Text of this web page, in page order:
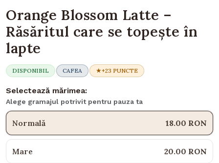
Orange Blossom Latte –
Răsăritul care se topește în
lapte
DISPONIBIL CAFEA +23 PUNCTE
Selectează mărimea:
Alege gramajul potrivit pentru pauza ta
Normală 18.00 RON
Mare 20.00 RON